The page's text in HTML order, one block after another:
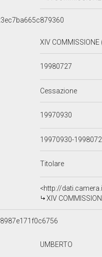
XIV
19980727
Cessazione
19970930
19970930-
Titolare
<http://
XIV
UMBERTO